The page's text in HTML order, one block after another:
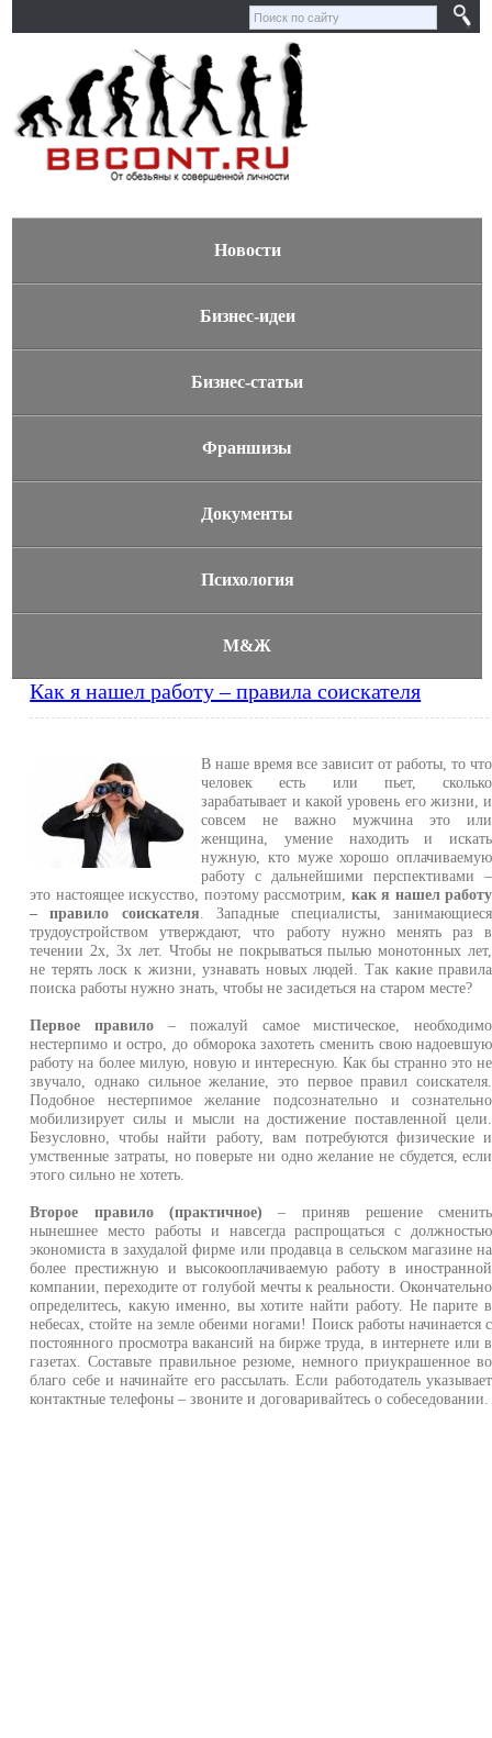
Новости
Бизнес-идеи
Бизнес-статьи
Франшизы
Документы
Психология
М&Ж
Как я нашел работу – правила соискателя
В наше время все зависит от работы, то что
человек есть или пьет, сколько
зарабатывает и какой уровень его жизни, и
совсем не важно мужчина это или
женщина, умение находить и искать
нужную, кто муже хорошо оплачиваемую
работу с дальнейшими перспективами –
это настоящее искусство, поэтому рассмотрим, как я нашел работу
– правило соискателя . Западные специалисты, занимающиеся
трудоустройством утверждают, что работу нужно менять раз в
течении 2х, 3х лет. Чтобы не покрываться пылью монотонных лет,
не терять лоск к жизни, узнавать новых людей. Так какие правила
поиска работы нужно знать, чтобы не засидеться на старом месте?
Первое правило – пожалуй самое мистическое, необходимо
нестерпимо и остро, до обморока захотеть сменить свою надоевшую
работу на более милую, новую и интересную. Как бы странно это не
звучало, однако сильное желание, это первое правил соискателя.
Подобное нестерпимое желание подсознательно и сознательно
мобилизирует силы и мысли на достижение поставленной цели.
Безусловно, чтобы найти работу, вам потребуются физические и
умственные затраты, но поверьте ни одно желание не сбудется, если
этого сильно не хотеть.
Второе правило (практичное) – приняв решение сменить
нынешнее место работы и навсегда распрощаться с должностью
экономиста в захудалой фирме или продавца в сельском магазине на
более престижную и высокооплачиваемую работу в иностранной
компании, переходите от голубой мечты к реальности. Окончательно
определитесь, какую именно, вы хотите найти работу. Не парите в
небесах, стойте на земле обеими ногами! Поиск работы начинается с
постоянного просмотра вакансий на бирже труда, в интернете или в
газетах. Составьте правильное резюме, немного приукрашенное во
благо себе и начинайте его рассылать. Если работодатель указывает
контактные телефоны – звоните и договаривайтесь о собеседовании.